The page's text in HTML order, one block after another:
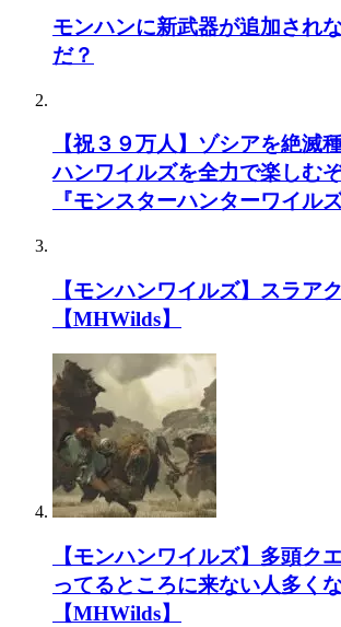
モンハンに新武器が追加され
だ？
【祝３９万人】ゾシアを絶滅
ハンワイルズを全力で楽しむ
『モンスターハンターワイルズ
【モンハンワイルズ】スラア
【MHWilds】
【モンハンワイルズ】多頭ク
ってるところに来ない人多く
【MHWilds】